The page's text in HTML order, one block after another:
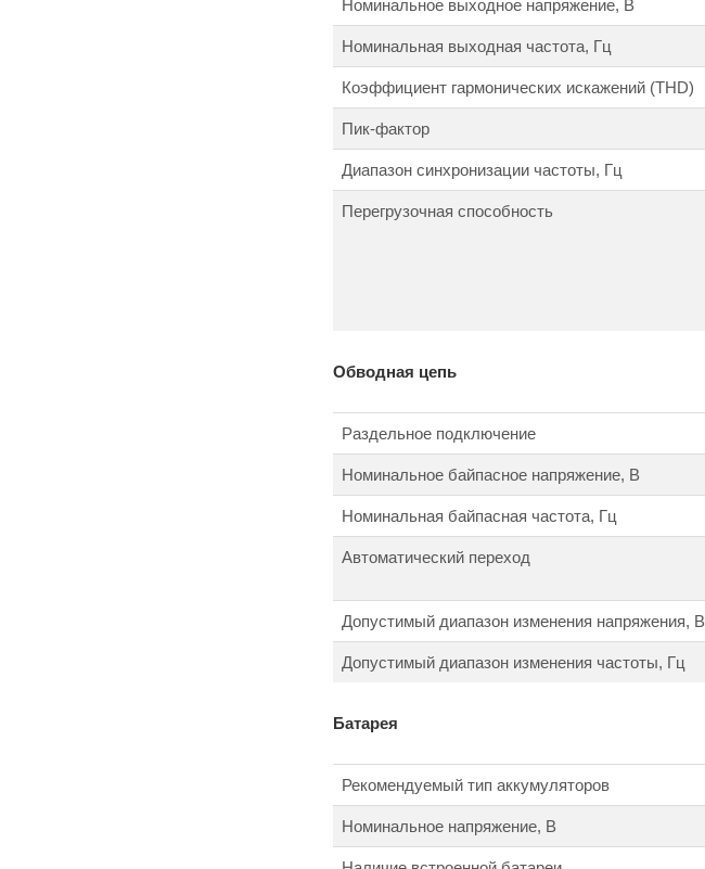
Номинальное выходное напряжение, В
Номинальная выходная частота, Гц
Коэффициент гармонических искажений (THD)
Пик-фактор
Диапазон синхронизации частоты, Гц
Перегрузочная способность
Обводная цепь
Раздельное подключение
Номинальное байпасное напряжение, В
Номинальная байпасная частота, Гц
Автоматический переход
Допустимый диапазон изменения напряжения, В
Допустимый диапазон изменения частоты, Гц
Батарея
Рекомендуемый тип аккумуляторов
Номинальное напряжение, В